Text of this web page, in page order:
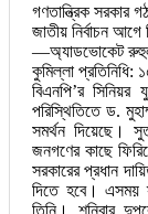
গণতান্ত্রিক সরকার
জাতীয় নির্বাচন আগে
—অ্যাডভোকেট রুহুল
কুমিল্লা প্রতিনিধি:
বিএনপি’র
পরিস্থিতিতে ড.
সমর্থন দিয়েছে।
জনগণের কাছে
সরকারের প্রধান
দিতে হবে। এসময়
তিনি। শনিবার